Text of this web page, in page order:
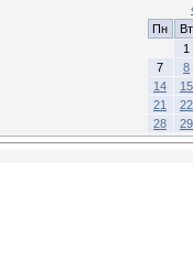
Пн
Вт
1
7
8
14
15
21
22
28
29